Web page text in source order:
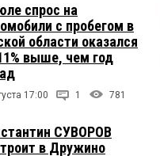
спрос на
с пробегом в
области оказался
выше, чем год
17:00 1 781
СУВОРОВ
в Дружино